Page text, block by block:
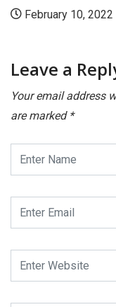
February 10, 2022
Leave a
Your email address
are marked *